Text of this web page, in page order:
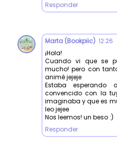
Responder
Marta (Bookpiic) 12:26
¡Hola!
Cuando vi que se
mucho! pero con
animé jejeje
Estaba
convencido con la
imaginaba y que es
leo jejee
Nos leemos! un beso :)
Responder